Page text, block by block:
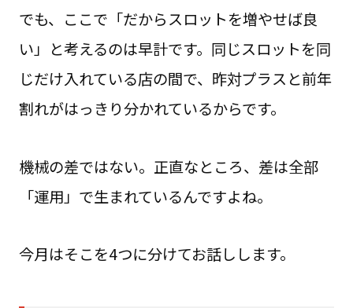
でも、ここで「だからスロットを増やせば良
い」と考えるのは早計です。同じスロットを同
じだけ入れている店の間で、昨対プラスと前年
割れがはっきり分かれているからです。
機械の差ではない。正直なところ、差は全部
「運用」で生まれているんですよね。
今月はそこを4つに分けてお話しします。